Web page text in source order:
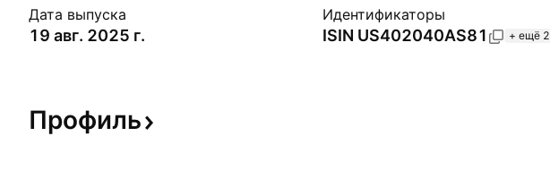
Дата выпуска
19 авг. 2025 г.
Идентификаторы
ISIN US402040AS81 + ещё 2
Профиль